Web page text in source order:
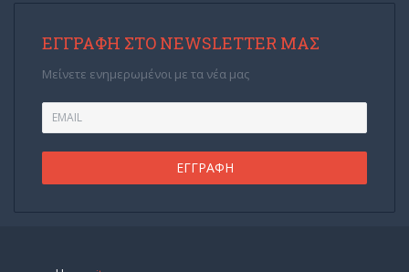
ΕΓΓΡΑΦΉ ΣΤΟ NEWSLETTER ΜΑΣ
Μείνετε ενημερωμένοι με τα νέα μας